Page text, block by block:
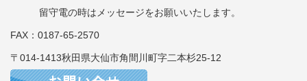
留守電の時はメッセージをお願いいたします。
FAX：0187-65-2570
〒014-1413秋田県大仙市角間川町字二本杉25-12